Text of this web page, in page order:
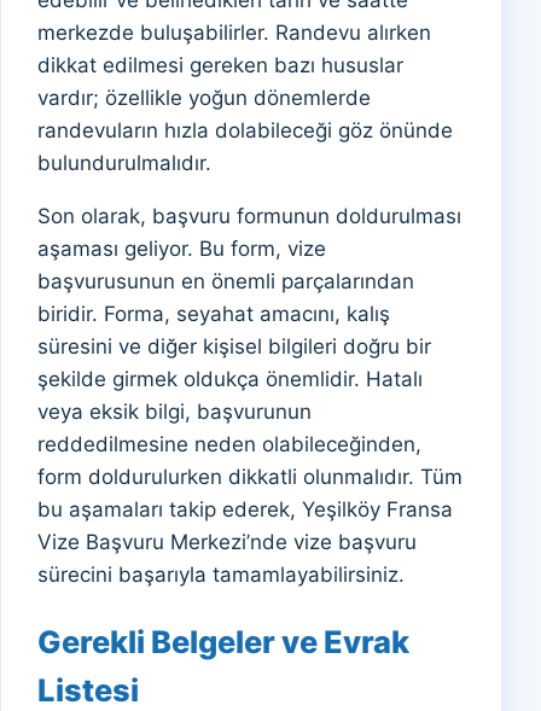
merkezde buluşabilirler. Randevu alırken
dikkat edilmesi gereken bazı hususlar
vardır; özellikle yoğun dönemlerde
randevuların hızla dolabileceği göz önünde
bulundurulmalıdır.
Son olarak, başvuru formunun doldurulması
aşaması geliyor. Bu form, vize
başvurusunun en önemli parçalarından
biridir. Forma, seyahat amacını, kalış
süresini ve diğer kişisel bilgileri doğru bir
şekilde girmek oldukça önemlidir. Hatalı
veya eksik bilgi, başvurunun
reddedilmesine neden olabileceğinden,
form doldurulurken dikkatli olunmalıdır. Tüm
bu aşamaları takip ederek, Yeşilköy Fransa
Vize Başvuru Merkezi’nde vize başvuru
sürecini başarıyla tamamlayabilirsiniz.
Gerekli Belgeler ve Evrak
Listesi